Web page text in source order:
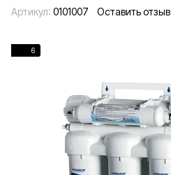
Артикул: 0101007 Оставить отзыв
6